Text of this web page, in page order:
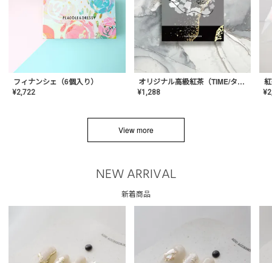
フィナンシェ（6個入り）
¥2,722
オリジナル高級紅茶（TIME/タイム）【ギフト/プチギフト/プレゼント/内祝い/結婚式/オリジナル配合/高品質/ハーブティー/茶葉/記念日/お返し/手土産/美容/おしゃれ】
¥1,288 ¥
View more
NEW ARRIVAL
新着商品